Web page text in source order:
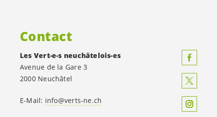
Contact
Les Vert-e-s neuchâtelois-es
Avenue de la Gare 3
2000 Neuchâtel
E-Mail: info@verts-ne.ch